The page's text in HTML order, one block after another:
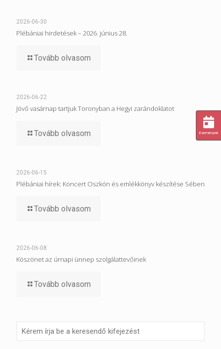
2026-06-30
Plébániai hirdetések – 2026. június 28.
Tovább olvasom
2026-06-22
Jövő vasárnap tartjuk Toronyban a Hegyi zarándoklatot
Tovább olvasom
2026-06-15
Plébániai hírek: Koncert Oszkón és emlékkönyv készítése Sében
Tovább olvasom
2026-06-08
Köszönet az úrnapi ünnep szolgálattevőinek
Tovább olvasom
Események